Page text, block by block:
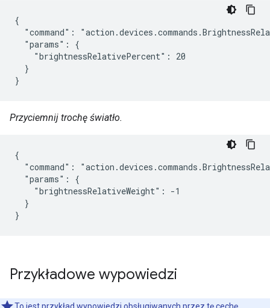
{
"command":
  "params": {
    "brightnessRelativePercent": 20
  }
}
Przyciemnij trochę światło.
{
"command":
  "params": {
    "brightnessRelativeWeight": -1
  }
}
Przykładowe wypowiedzi